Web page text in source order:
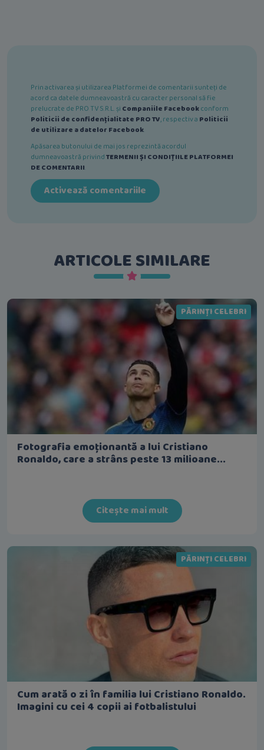
Prin activarea și utilizarea Platformei de comentarii sunteți de
acord ca datele dumneavoastră cu caracter personal să fie
prelucrate de PRO TV S.R.L. și Companiile Facebookconform
Politicii de confidențialitate PRO TV, respectiv a Politicii
de utilizare a datelor Facebook.
Apăsarea butonului de mai jos reprezintă acordul
dumneavoastră privindTERMENII ȘI CONDIȚIILE PLATFORMEI
DE COMENTARII.
Activează comentariile
ARTICOLE SIMILARE
PĂRINȚI CELEBRI
Fotografia emoționantă a lui Cristiano
Ronaldo, care a strâns peste 13 milioane...
Citește mai mult
PĂRINȚI CELEBRI
Cum arată o zi în familia lui Cristiano Ronaldo.
Imagini cu cei 4 copii ai fotbalistului